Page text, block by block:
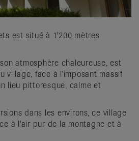
est situé à 1'200 mètres
atmosphère chaleureuse, est
village, face à l'imposant massif
lieu pittoresque, calme et
dans les environs, ce village
à l'air pur de la montagne et à